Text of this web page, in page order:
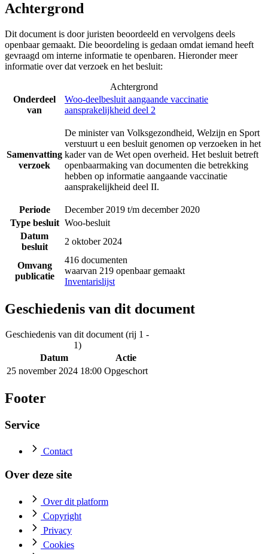
Achtergrond
Dit document is door juristen beoordeeld en vervolgens deels
openbaar gemaakt. Die beoordeling is gedaan omdat iemand heeft
gevraagd om interne informatie te openbaren. Hieronder meer
informatie over dat verzoek en het besluit:
Achtergrond
Onderdeel
van
Woo-deelbesluit aangaande vaccinatie
aansprakelijkheid deel 2
Samenvatting
verzoek
De minister van Volksgezondheid, Welzijn en Sport
verstuurt u een besluit genomen op verzoeken in het
kader van de Wet open overheid. Het besluit betreft
openbaarmaking van documenten die betrekking
hebben op informatie aangaande vaccinatie
aansprakelijkheid deel II.
Periode
December 2019 t/m december 2020
Type besluit Woo-besluit
Datum
besluit
2 oktober 2024
Omvang
publicatie
416 documenten
waarvan 219 openbaar gemaakt
Inventarislijst
Geschiedenis van dit document
Geschiedenis van dit document (rij 1 -
1)
Datum
Actie
25 november 2024 18:00 Opgeschort
Footer
Service
Contact
Over deze site
Over dit platform
Copyright
Privacy
Cookies